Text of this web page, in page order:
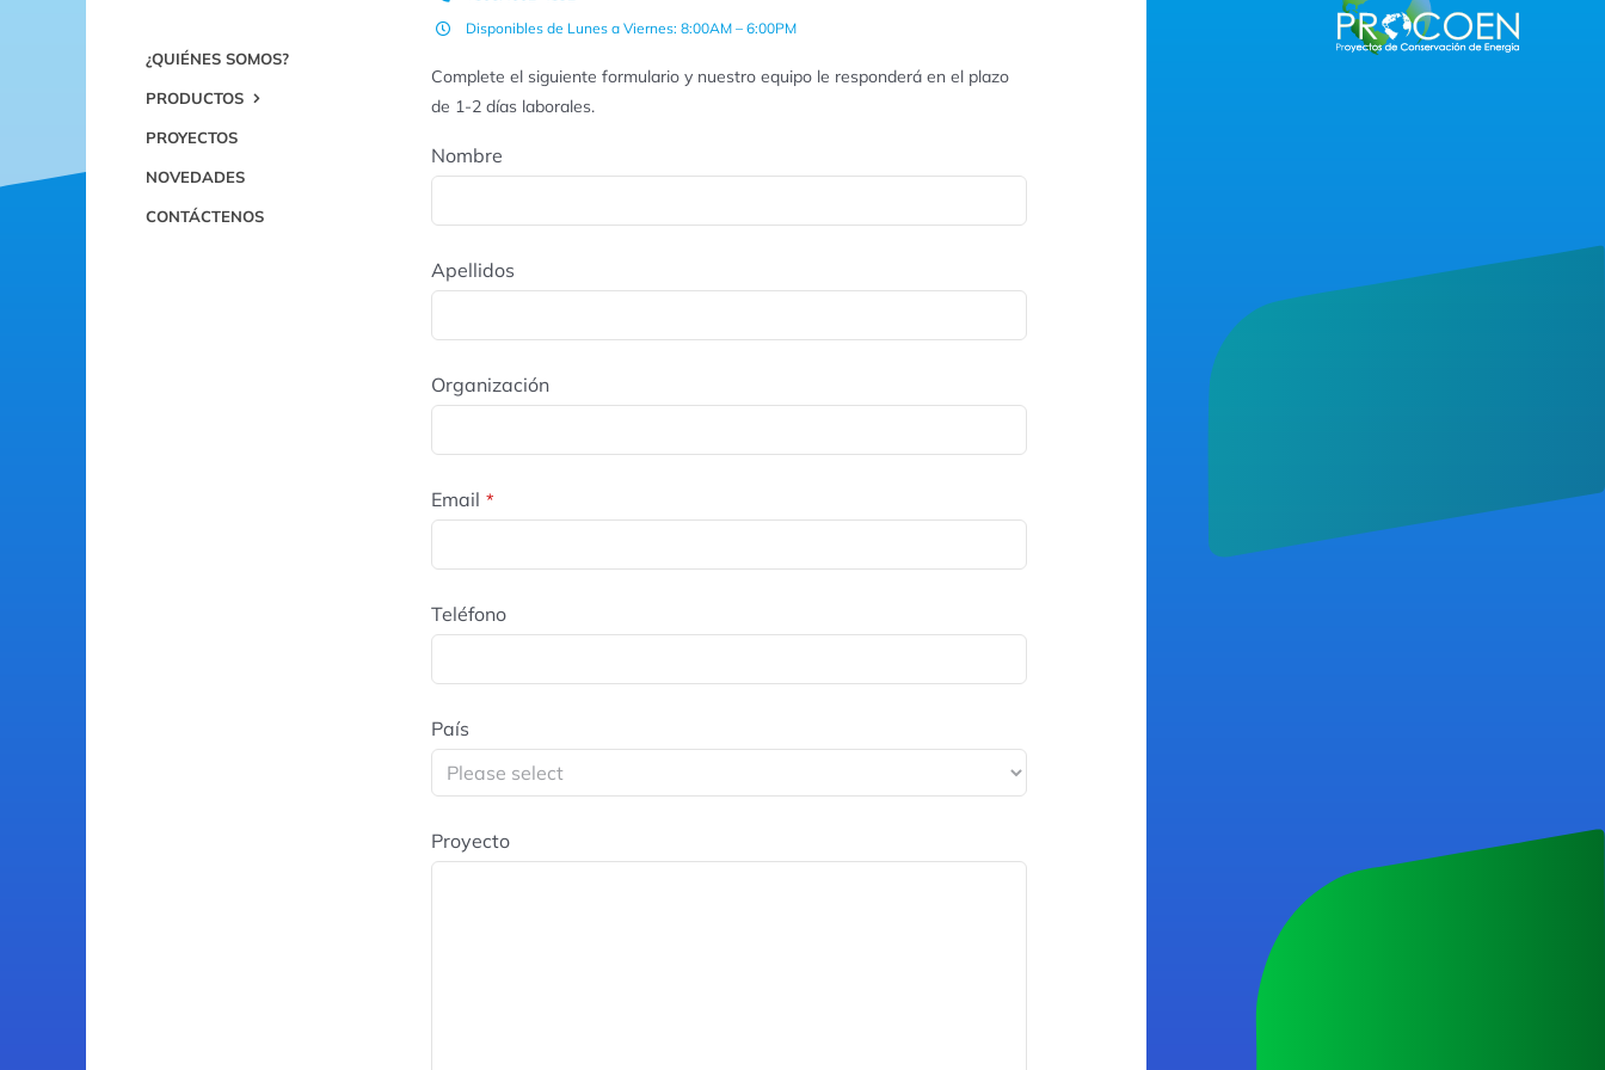
¿QUIÉNES SOMOS?
PRODUCTOS
PROYECTOS
NOVEDADES
CONTÁCTENOS
Disponibles de Lunes a Viernes: 8:00AM – 6:00PM
Complete el siguiente formulario y nuestro equipo le responderá en el plazo
de 1-2 días laborales.
Nombre
Apellidos
Organización
Email *
Teléfono
País
Proyecto